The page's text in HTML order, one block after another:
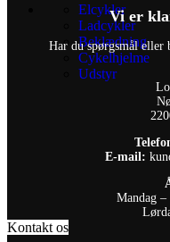
Elcykler
Ladcykler
Beklædning
Cykelhjelme
Udstyr
Vi er
Har du spørgsmål
E-mail:
Mandag
Kontakt os